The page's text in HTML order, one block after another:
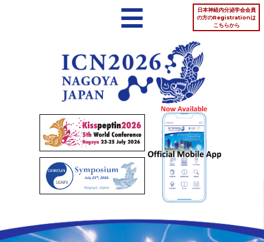
日本神経内分泌学会会員
の方のRegistrationは
こちらから